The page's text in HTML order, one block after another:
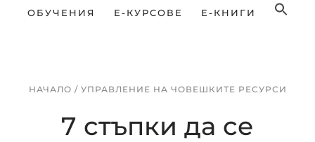
ОБУЧЕНИЯ Е-КУРСОВЕ Е-КНИГИ
НАЧАЛО / УПРАВЛЕНИЕ НА ЧОВЕШКИТЕ РЕСУРСИ
7 стъпки да се